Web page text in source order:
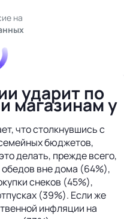
на
ударит по
магазинам у
что столкнувшись с
бюджетов,
делать, прежде всего,
вне дома (64%),
снеков (45%),
(39%). Если же
инфляции на